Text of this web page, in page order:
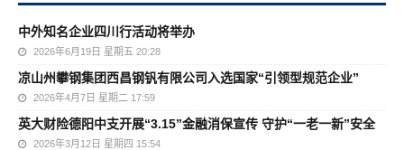
中外知名企业四川行活动将举办
2026年6月19日 星期五 20:28
凉山州攀钢集团西昌钢钒有限公司入选国家“引领型规范企业”
2026年4月7日 星期二 17:59
英大财险德阳中支开展“3.15”金融消保宣传 守护“一老一新”安全
2026年3月12日 星期四 15:54